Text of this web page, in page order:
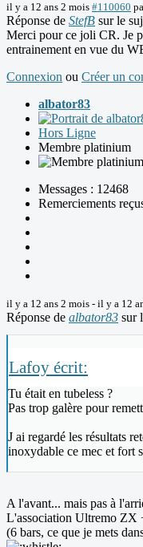
il y a 12 ans 2 mois #110060
Réponse de StefB sur le
Merci pour ce joli CR. Je
entrainement en vue du
Connexion ou Créer un
albator83
Hors Ligne
Membre platinium
Messages : 12468
Remerciements
il y a 12 ans 2 mois - il y a 12
Réponse de albator83 sur
Lafoy écrit:
Tu était en tubeless ?
Pas trop galère pour
J ai regardé les résultats
inoxydable ce mec et fort
A l'avant... mais pas à
L'association Ultremo ZX
(6 bars, ce que je mets